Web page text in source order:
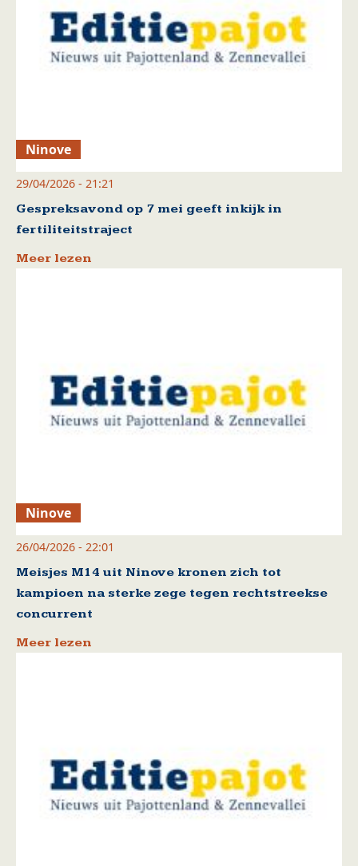
Ninove
29/04/2026 - 21:21
Gespreksavond op 7 mei geeft inkijk in
fertiliteitstraject
Meer lezen
Ninove
26/04/2026 - 22:01
Meisjes M14 uit Ninove kronen zich tot
kampioen na sterke zege tegen rechtstreekse
concurrent
Meer lezen